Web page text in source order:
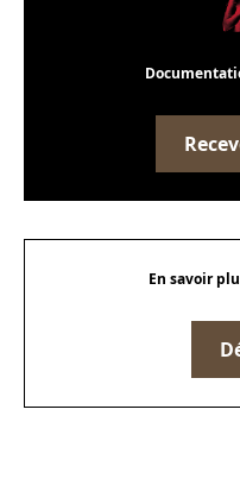
En savoir